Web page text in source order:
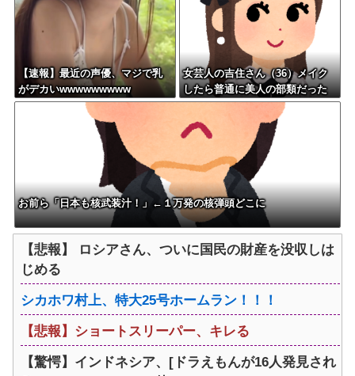
w w
【速報】最近の声優、マジで乳
がデカいwwwwwwwww
女芸人の吉住さん（36）メイク
したら普通に美人の部類だった
と判明ｗｗｗｗｗｗｗｗｗ
お前ら「日本も核武装汁！」←１万発の核弾頭どこに
【悲報】 ロシアさん、ついに国民の財産を没収しは
じめる
シカホワ村上、特大25号ホームラン！！！
【悲報】ショートスリーパー、キレる
【驚愕】インドネシア、[ドラえもんが16人発見され